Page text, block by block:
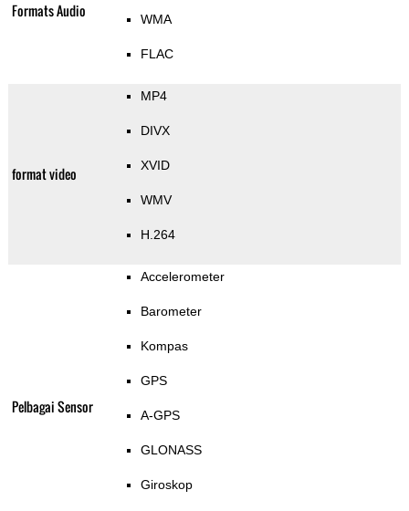
Formats Audio WMA
FLAC
format video
MP4
DIVX
XVID
WMV
H.264
Pelbagai Sensor
Accelerometer
Barometer
Kompas
GPS
A-GPS
GLONASS
Giroskop